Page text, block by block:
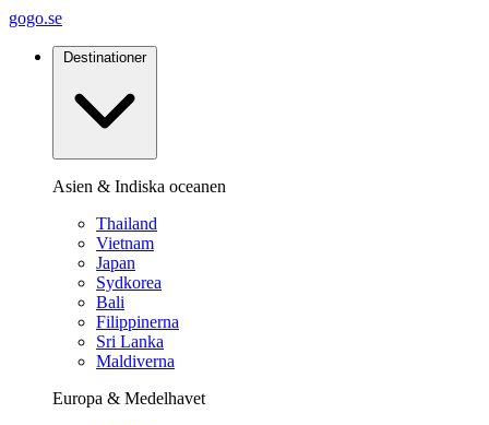
gogo.se
Destinationer
Asien & Indiska oceanen
Thailand
Vietnam
Japan
Sydkorea
Bali
Filippinerna
Sri Lanka
Maldiverna
Europa & Medelhavet